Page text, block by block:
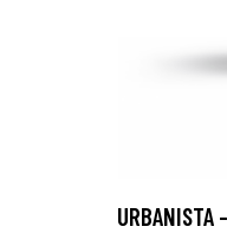
URBANISTA